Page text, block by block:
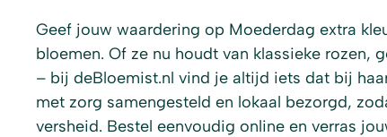
Geef jouw waardering op Moederdag extra
bloemen. Of ze nu houdt van klassieke rozen,
– bij deBloemist.nl vind je altijd iets dat bij
met zorg samengesteld en lokaal bezorgd,
versheid. Bestel eenvoudig online en verras